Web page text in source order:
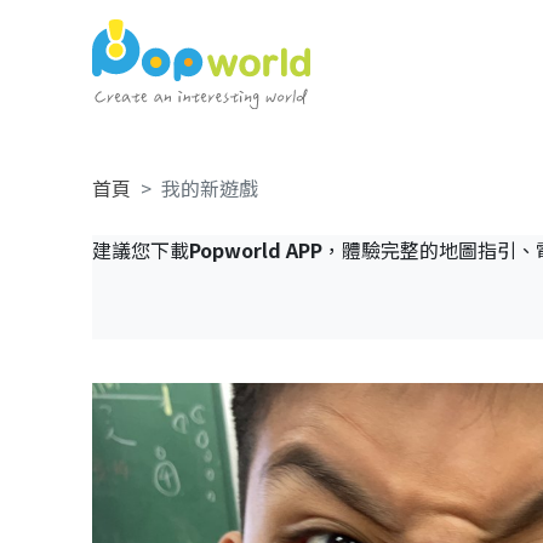
首頁 我的新遊戲
建議您下載Popworld APP，體驗完整的地圖指引